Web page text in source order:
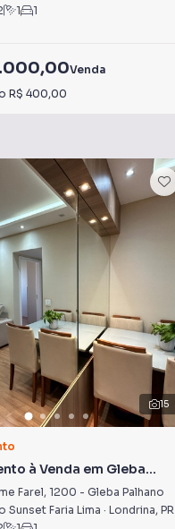
1 1
Venda
R$ 400,00
15
à Venda em Gleba
Farel, 1200 - Gleba Palhano
Sunset Faria Lima · Londrina, PR